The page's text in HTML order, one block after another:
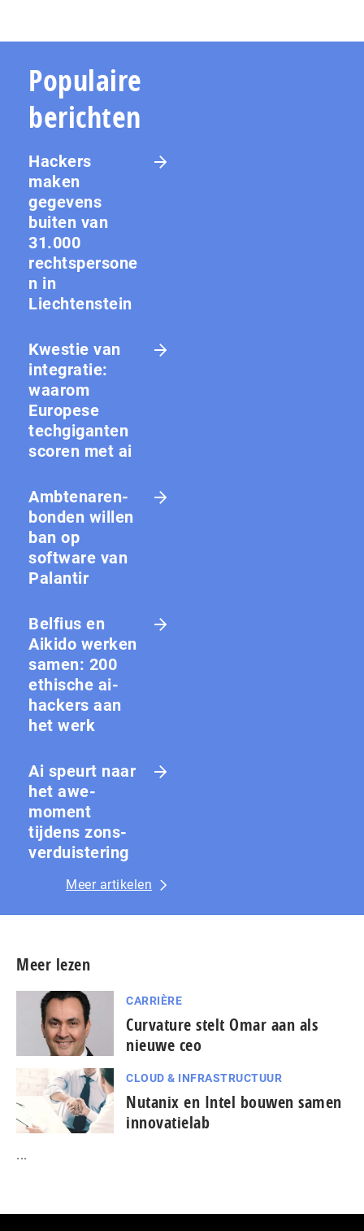
Populaire
berichten
Hackers
maken
gegevens
buiten van
31.000
rechtspersone
n in
Liechtenstein
Kwestie van
integratie:
waarom
Europese
techgiganten
scoren met ai
Amb­te­na­ren­
bon­den willen
ban op
software van
Palantir
Belfius en
Aikido werken
samen: 200
ethische ai-
hackers aan
het werk
Ai speurt naar
het awe-
moment
tijdens zons­
ver­duis­te­ring
Meer artikelen
Meer lezen
CARRIÈRE
Curvature stelt Omar aan als
nieuwe ceo
CLOUD & INFRASTRUCTUUR
Nutanix en Intel bouwen samen
innovatielab
...